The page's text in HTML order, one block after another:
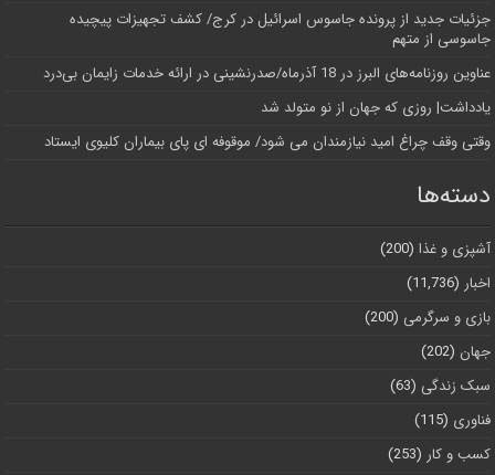
جزئیات جدید از پرونده جاسوس اسرائیل در کرج/‌ کشف تجهیزات پیچیده
جاسوسی از متهم
عناوین روزنامه‌های البرز در ‌18 آذرماه/صدرنشینی در ارائه خدمات زایمان بی‌درد
یادداشت| روزی که جهان از نو متولد شد
وقتی وقف چراغ امید نیازمندان می شود/ موقوفه ای پای بیماران کلیوی ایستاد
دسته‌ها
آشپزی و غذا (200)
اخبار (11,736)
بازی و سرگرمی (200)
جهان (202)
سبک زندگی (63)
فناوری (115)
کسب و کار (253)